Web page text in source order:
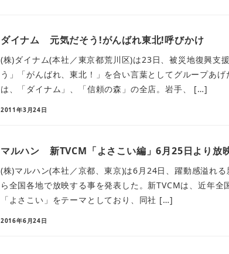
ダイナム 元気だそう!がんばれ東北!呼びかけ
(株)ダイナム(本社／東京都荒川区)は23日、被災地復興支
う」「がんばれ、東北！」を合い言葉としてグループあ
は、「ダイナム」、「信頼の森」の全店。岩手、 […]
2011年3月24日
マルハン 新TVCM「よさこい編」6月25日より放
(株)マルハン(本社／京都、東京)は6月24日、躍動感溢れ
ら全国各地で放映する事を発表した。新TVCMは、近年
「よさこい」をテーマとしており、同社 […]
2016年6月24日